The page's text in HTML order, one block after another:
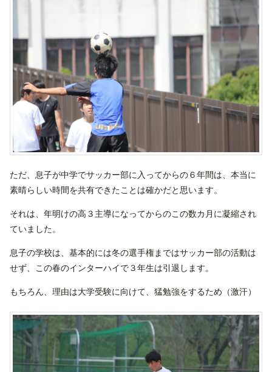
ただ、息子が中学でサッカー部に入ってからの６年間は、本当に
素晴らしい時間を共有できたことは確かだと思います。
それは、年明けの高３主導になってからのこの数カ月に凝縮され
ていました。
息子の学校は、基本的には冬の選手権まではサッカー部の活動は
せず、この春のインターハイで３年生は引退します。
もちろん、理由は大学受験に向けて、猛勉強をするため（激汗）